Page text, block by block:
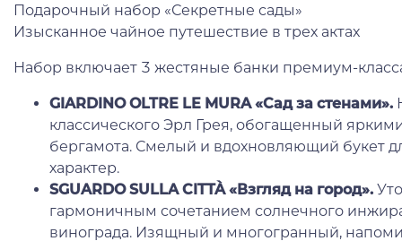
Подарочный набор «Секретные сады»
Изысканное чайное путешествие в трех актах
Набор включает 3 жестяные банки премиум-
GIARDINO OLTRE LE MURA «Сад за стенами».
классического Эрл Грея, обогащенный
бергамота. Смелый и вдохновляющий букет
характер.
SGUARDO SULLA CITTÀ «Взгляд на город».
гармоничным сочетанием солнечного
винограда. Изящный и многогранный,